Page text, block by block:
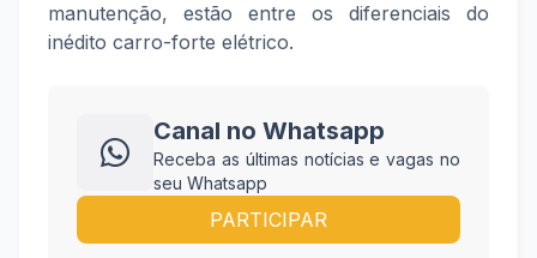
manutenção, estão entre os diferenciais do
inédito carro-forte elétrico.
Canal no Whatsapp
Receba as últimas notícias e vagas no
seu Whatsapp
PARTICIPAR